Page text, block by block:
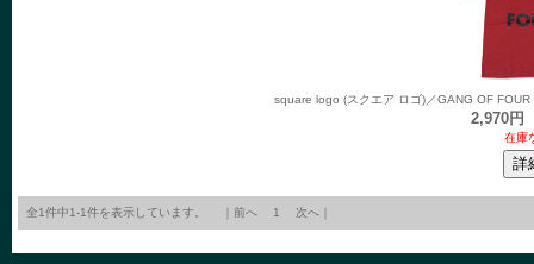
square logo (スクエア ロゴ)／GANG OF
2,970円
在庫
全1件中1-1件を表示しています。 ｜前へ 1 次へ｜